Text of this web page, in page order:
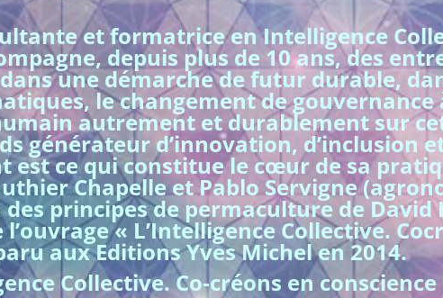
et formatrice en Intelligence
depuis plus de 10 ans, des
dans une démarche de futur durable,
le changement de gouvernance
autrement et durablement sur
générateur d’innovation, d’inclusion
est ce qui constitue le cœur de sa
Chapelle et Pablo Servigne
principes de permaculture de David
« L’Intelligence Collective.
aux Editions Yves Michel en 2014.
Collective. Co-créons en